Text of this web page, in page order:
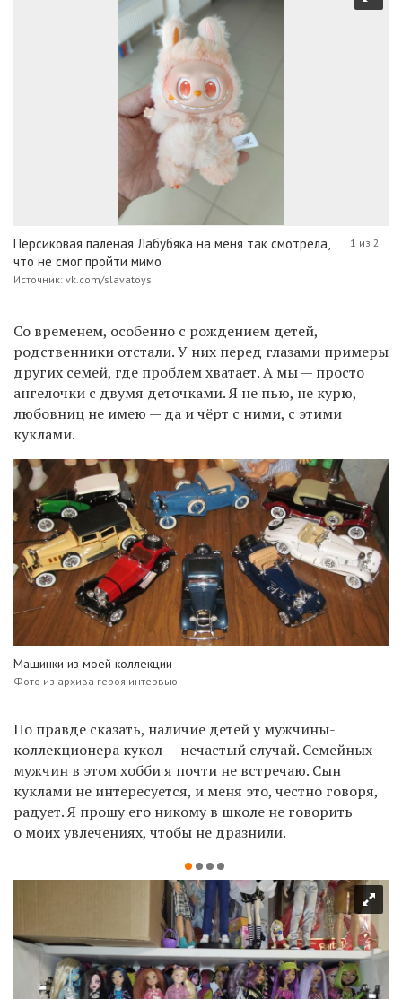
Персиковая паленая Лабубяка на меня так смотрела,
что не смог пройти мимо
Источник: vk.com/slavatoys
1 из 2
Со временем, особенно с рождением детей,
родственники отстали. У них перед глазами примеры
других семей, где проблем хватает. А мы — просто
ангелочки с двумя деточками. Я не пью, не курю,
любовниц не имею — да и чёрт с ними, с этими
куклами.
Машинки из моей коллекции
Фото из архива героя интервью
По правде сказать, наличие детей у мужчины-
коллекционера кукол — нечастый случай. Семейных
мужчин в этом хобби я почти не встречаю. Сын
куклами не интересуется, и меня это, честно говоря,
радует. Я прошу его никому в школе не говорить
о моих увлечениях, чтобы не дразнили.